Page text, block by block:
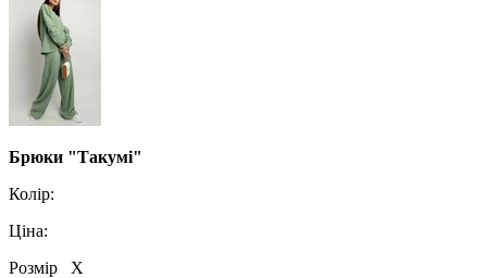
Брюки "Такумі"
Колір:
Ціна:
Розмір
X